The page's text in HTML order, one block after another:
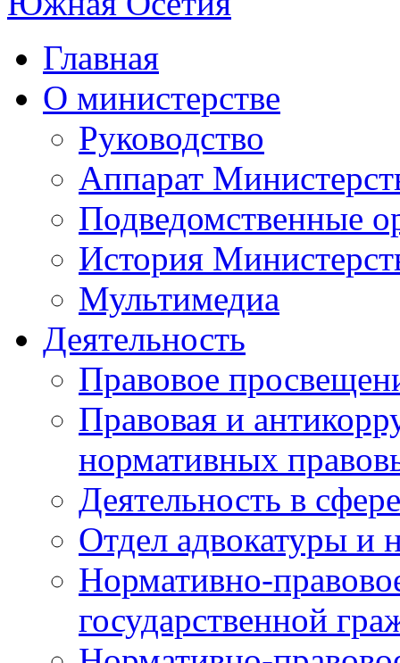
Главная
О министерстве
Руководство
Аппарат
Подведомственные
История
Мультимедиа
Деятельность
Правовое
Правовая и
нормативных
Деятельность в
Отдел адвокатуры и
Нормативно-
государственной